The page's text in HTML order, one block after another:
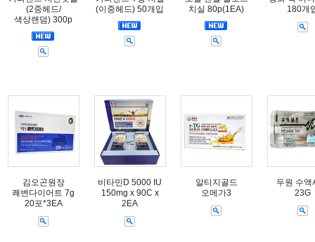
(2중헤드/
색상랜덤) 300p
(이중헤드) 50개입
치실 80p(1EA)
180개
김오곤원장
쾌변다이어트 7g
20포*3EA
비타민D 5000 IU
150mg x 90C x
2EA
알티지골드
오메가3
두원 수액
23G